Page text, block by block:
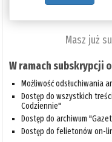
Masz już
W ramach subskrypcji
Możliwość odsłuchiwania
Dostęp do wszystkich
Codziennie"
Dostęp do archiwum
Dostęp do felietonów on-